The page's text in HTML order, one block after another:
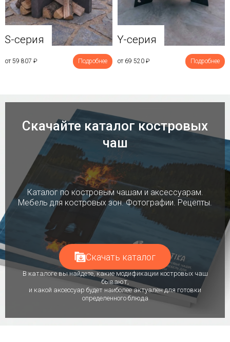
S-серия
от 59 807 ₽ Подробнее
Y-серия
от 69 520 ₽ Подробнее
Скачайте каталог костровых
чаш
Каталог по костровым чашам и аксессуарам.
Мебель для костровых зон. Фотографии. Рецепты.
Скачать каталог
В каталоге вы найдете, какие модификации костровых чаш
бывают,
и какой аксессуар будет наиболее актуален для готовки
определенного блюда